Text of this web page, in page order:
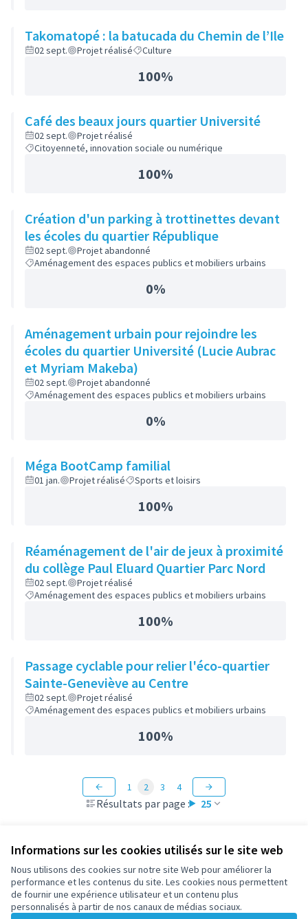
Informations sur les cookies utilisés sur le site web
Nous utilisons des cookies sur notre site Web pour améliorer la
performance et les contenus du site. Les cookies nous permettent
de fournir une expérience utilisateur et un contenu plus
personnalisés à partir de nos canaux de médias sociaux.
Takomatopé : la batucada du Chemin de l’Ile
02 sept. Projet réalisé Culture
100%
Café des beaux jours quartier Université
02 sept.
Projet réalisé
Citoyenneté, innovation sociale ou numérique
100%
Création d'un parking à trottinettes devant
les écoles du quartier République
02 sept.
Projet abandonné
Aménagement des espaces publics et mobiliers urbains
0%
Aménagement urbain pour rejoindre les
écoles du quartier Université (Lucie Aubrac
et Myriam Makeba)
02 sept.
Projet abandonné
Aménagement des espaces publics et mobiliers urbains
0%
Méga BootCamp familial
01 jan. Projet réalisé Sports et loisirs
100%
Réaménagement de l'air de jeux à proximité
du collège Paul Eluard Quartier Parc Nord
02 sept.
Projet réalisé
Aménagement des espaces publics et mobiliers urbains
100%
Passage cyclable pour relier l'éco-quartier
Sainte-Geneviève au Centre
02 sept.
Projet réalisé
Aménagement des espaces publics et mobiliers urbains
100%
Résultats par page : 25
1 2 3 4
Conditions d'utilisation
Paramètres des cookies
participez.nanterre.fr sur X
participez.nanterre.fr sur Facebook
participez.nanterre.fr sur Instagram
participez.nanterre.fr sur YouTube
participez.nanterre.fr sur GitHub